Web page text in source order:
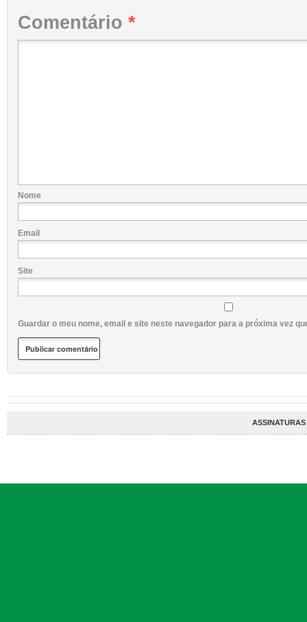
Comentário *
Nome
Email
Site
Guardar o meu nome, email e site neste navegador para a próxima vez
ASSINATURAS